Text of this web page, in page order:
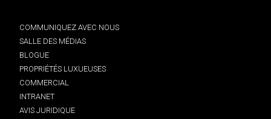
COMMUNIQUEZ AVEC NOUS
SALLE DES MÉDIAS
BLOGUE
PROPRIÉTÉS LUXUEUSES
COMMERCIAL
INTRANET
AVIS JURIDIQUE